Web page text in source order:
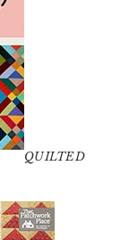
QUILTED